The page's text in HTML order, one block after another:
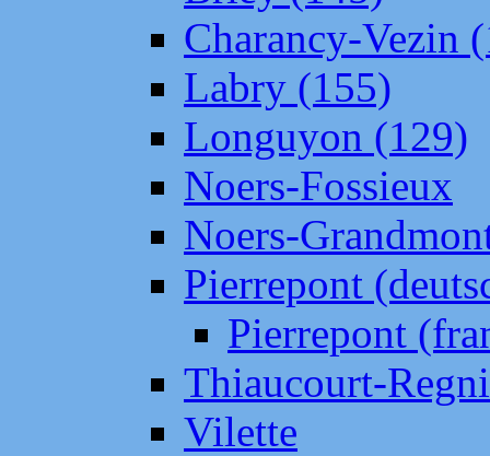
Charancy-Vezin
Labry (155)
Longuyon (129)
Noers-Fossieux
Noers-
Pierrepont
Pierrepont
Thiaucourt-
Vilette